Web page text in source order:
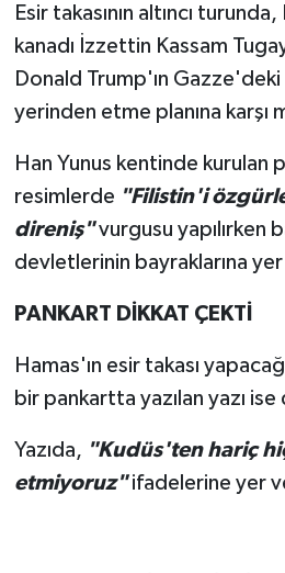
Esir takasının altıncı turunda,
kanadı İzzettin Kassam
Donald Trump'ın
yerinden etme planına karşı
Han Yunus kentinde kurulan
resimlerde "Filistin'i
direniş"vurgusu yapılırken
devletlerinin bayraklarına
PANKART DİKKAT ÇEKTİ
Hamas'ın esir takası
bir pankartta yazılan yazı
Yazıda, "Kudüs'ten hariç
etmiyoruz"ifadelerine yer